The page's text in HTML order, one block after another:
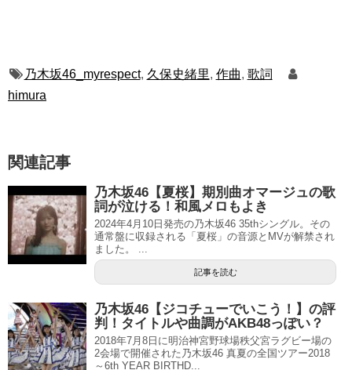
乃木坂46_myrespect, 久保史緒里, 作曲, 歌詞
himura
関連記事
乃木坂46【夏桜】期別曲オマージュの歌
詞が泣ける！和風メロもよき
2024年4月10日発売の乃木坂46 35thシングル。その
通常盤に収録される「夏桜」の音源とMVが解禁され
ました。 ...
記事を読む
乃木坂46【ジコチューでいこう！】の評
判！タイトルや曲調がAKB48っぽい？
2018年7月8日に明治神宮野球場秩父宮ラグビー場の
2会場で開催された乃木坂46 真夏の全国ツアー2018
～6th YEAR BIRTHD...